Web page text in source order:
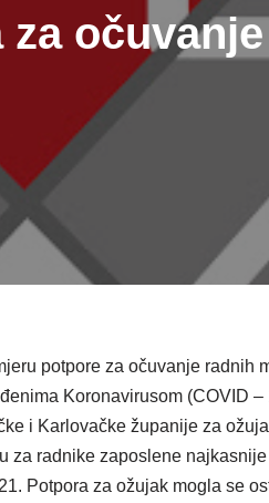
potpore za očuvanje radnih
Koronavirusom (COVID
i Karlovačke županije za
za radnike zaposlene
Potpora za ožujak mogla se